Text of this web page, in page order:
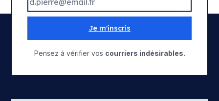
Je m'inscris
Pensez à vérifier vos courriers indésirables.